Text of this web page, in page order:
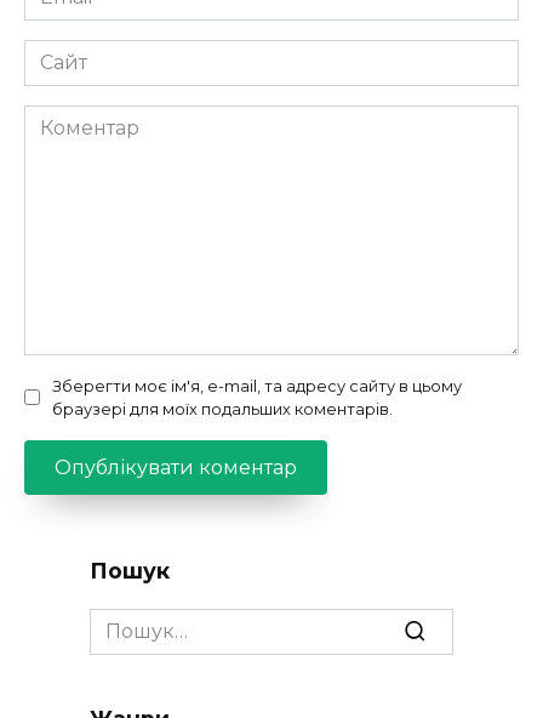
*
Сайт
Коментар
Зберегти моє ім'я, e-mail, та адресу сайту в цьому
браузері для моїх подальших коментарів.
Пошук
Search
for: